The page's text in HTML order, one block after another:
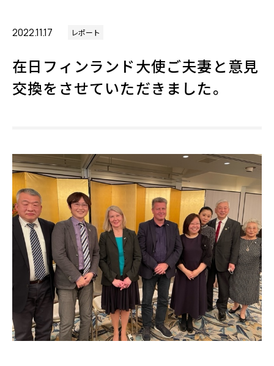
2022.11.17 レポート
在日フィンランド大使ご夫妻と意見
交換をさせていただきました。